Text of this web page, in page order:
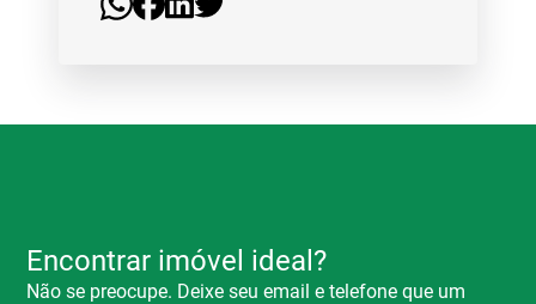
Encontrar imóvel ideal?
Não se preocupe. Deixe seu email e telefone que um